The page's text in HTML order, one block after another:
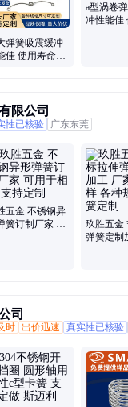
弹簧吸震缓冲
佳 使用寿命长
a型涡卷
冲性能佳
限公司
性已核验
广东东莞
五金 不锈钢异
簧订制厂家 可
玖胜五金
弹簧定制
司
时 出价迅速 真实性已核验